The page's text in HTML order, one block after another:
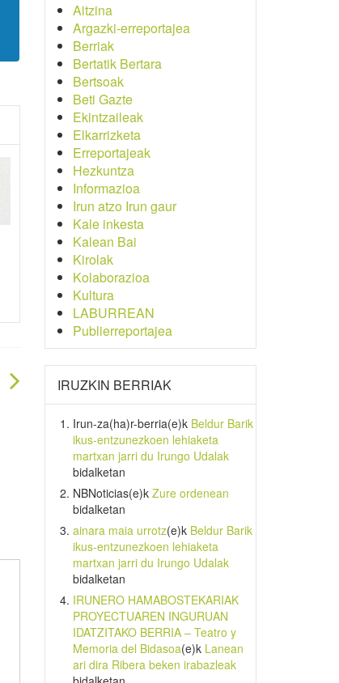
Aitzina
Argazki-erreportajea
Berriak
Bertatik Bertara
Bertsoak
Beti Gazte
Ekintzaileak
Elkarrizketa
Erreportajeak
Hezkuntza
Informazioa
Irun atzo Irun gaur
Kale inkesta
Kalean Bai
Kirolak
Kolaborazioa
Kultura
LABURREAN
Publierreportajea
IRUZKIN BERRIAK
Irun-za(ha)r-berria(e)k Beldur Barik
ikus-entzunezkoen lehiaketa
martxan jarri du Irungo Udalak
bidalketan
NBNoticias(e)k Zure ordenean
bidalketan
ainara maia urrotz(e)k Beldur Barik
ikus-entzunezkoen lehiaketa
martxan jarri du Irungo Udalak
bidalketan
IRUNERO HAMABOSTEKARIAK
PROYECTUAREN INGURUAN
IDATZITAKO BERRIA – Teatro y
Memoria del Bidasoa(e)k Lanean
ari dira Ribera beken irabazleak